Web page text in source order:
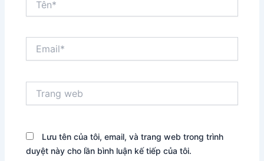
web
Lưu tên của tôi, email, và trang web trong trình
duyệt này cho lần bình luận kế tiếp của tôi.